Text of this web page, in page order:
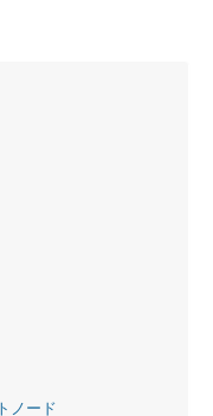
ノード